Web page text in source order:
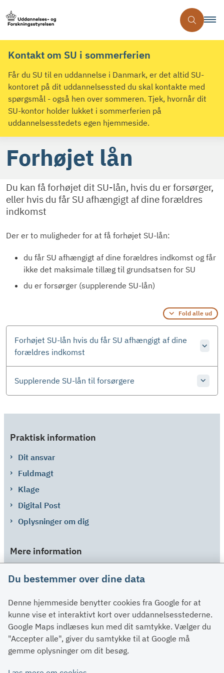
Kontakt om SU i sommerferien
Får du SU til en uddannelse i Danmark, er det altid SU-
kontoret på dit uddannelsessted du skal kontakte med
spørgsmål - også hen over sommeren. Tjek, hvornår dit
SU-kontor holder lukket i sommerferien på
uddannelsesstedets egen hjemmeside.
Forhøjet lån
Du kan få forhøjet dit SU-lån, hvis du er forsørger,
eller hvis du får SU afhængigt af dine forældres
indkomst
Der er to muligheder for at få forhøjet SU-lån:
du får SU afhængigt af dine forældres indkomst og får
ikke det maksimale tillæg til grundsatsen for SU
du er forsørger (supplerende SU-lån)
Fold alle ud
Forhøjet SU-lån hvis du får SU afhængigt af dine
forældres indkomst
Supplerende SU-lån til forsørgere
Praktisk information
Dit ansvar
Fuldmagt
Klage
Digital Post
Oplysninger om dig
Mere information
Spørgsmål og svar
Kontakt
Paragraffer
Du bestemmer over dine data
Denne hjemmeside benytter cookies fra Google for at
kunne vise et interaktivt kort over uddannelsesstederne.
Google Maps indlæses kun med dit samtykke. Vælger du
"Accepter alle", giver du samtykke til at Google må
gemme oplysninger om dit besøg.